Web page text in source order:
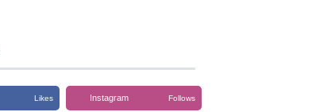
Likes Instagram Follows